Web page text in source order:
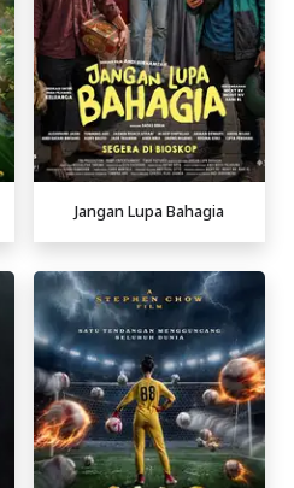
Jangan Lupa Bahagia